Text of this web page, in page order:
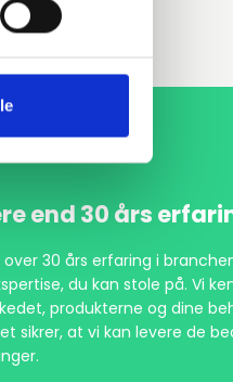
end 30 års
over 30 års erfaring i
du kan stole på. Vi
produkterne og dine
sikrer, at vi kan levere de